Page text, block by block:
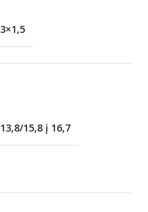
3×1,5
13,8/15,8 į 16,7